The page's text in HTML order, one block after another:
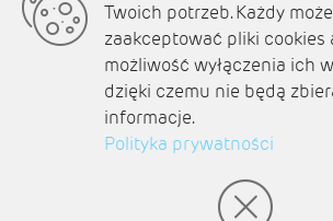
Kontakt
Polityka prywatności
Aktualności
Zaplanuj podróż
© amb software 2004-
Twoich potrzeb. Każdy może
zaakceptować pliki cookies
możliwość wyłączenia ich
dzięki czemu nie będą
informacje.
Polityka prywatności